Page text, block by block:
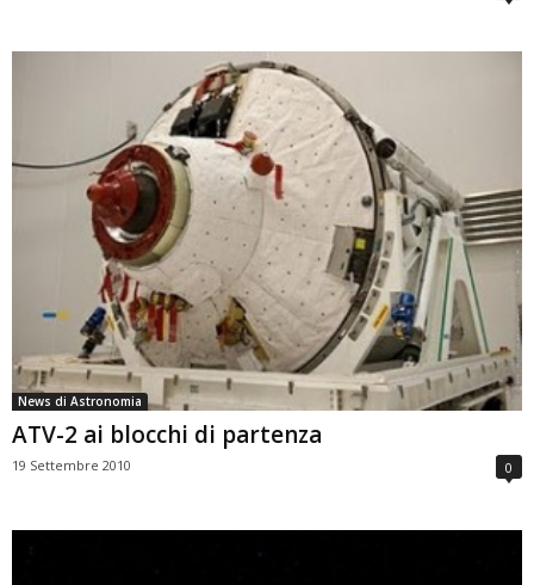
News di Astronomia
ATV-2 ai blocchi di partenza
19 Settembre 2010 0